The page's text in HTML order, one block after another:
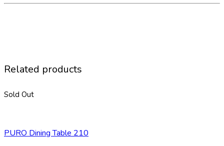
Related products
Sold Out
PURO Dining Table 210